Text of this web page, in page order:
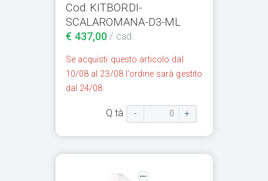
Cod. KITBORDI-
SCALAROMANA-D3-ML
€ 437,00 / cad.
Se acquisti questo articolo dal
10/08 al 23/08 l'ordine sarà gestito
dal 24/08
Q.tà - +